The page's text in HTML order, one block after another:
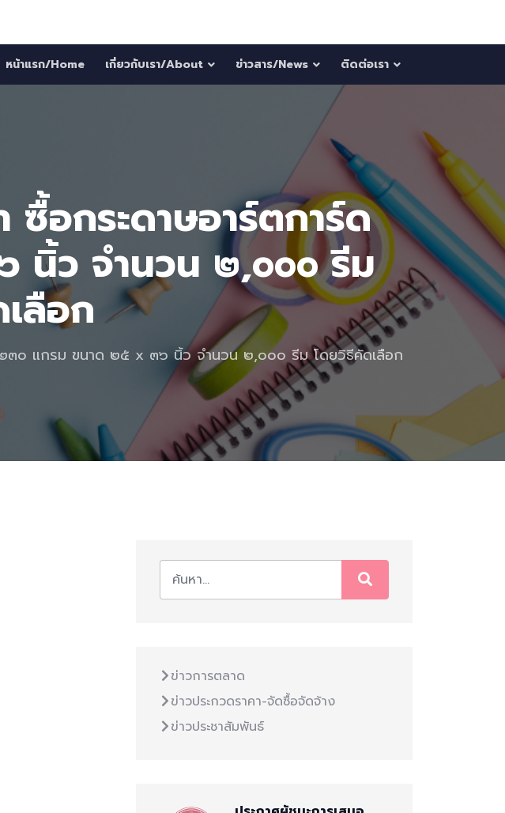
หน้าแรก/Home เกี่ยวกับเรา/About ข่าวสาร/News ติดต่อเรา
ซื้อกระดาษอาร์ตการ์ด
นิ้ว จำนวน ๒,๐๐๐ รีม
ลือก
๒๓๐ แกรม ขนาด ๒๕ x ๓๖ นิ้ว จำนวน ๒,๐๐๐ รีม โดยวิธีคัดเลือก
ข่าวการตลาด
ข่าวประกวดราคา-จัดซื้อจัดจ้าง
ข่าวประชาสัมพันธ์